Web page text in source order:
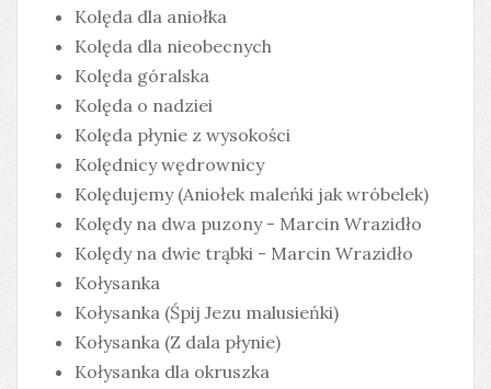
Kolęda dla aniołka
Kolęda dla nieobecnych
Kolęda góralska
Kolęda o nadziei
Kolęda płynie z wysokości
Kolędnicy wędrownicy
Kolędujemy (Aniołek maleńki jak wróbelek)
Kolędy na dwa puzony - Marcin Wrazidło
Kolędy na dwie trąbki - Marcin Wrazidło
Kołysanka
Kołysanka (Śpij Jezu malusieńki)
Kołysanka (Z dala płynie)
Kołysanka dla okruszka